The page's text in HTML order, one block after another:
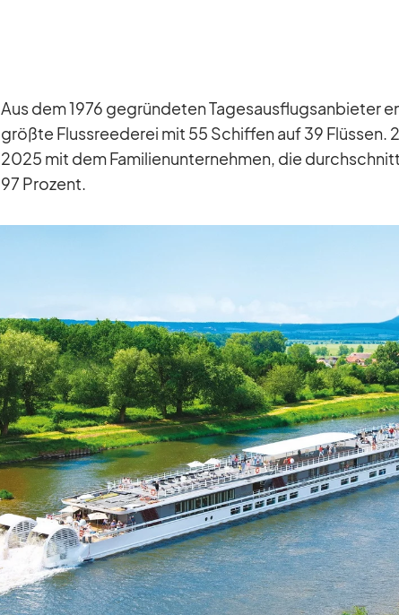
Aus dem 1976 ge­grün­de­ten Ta­ges­aus­flug­s­an­bie­ter
größte Fluss­ree­de­rei mit 55 Schif­fen auf 39
2025 mit dem Fa­mi­li­en­un­ter­neh­men, die
97 Pro­zent.